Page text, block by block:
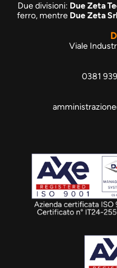
Due divisioni: Due Zeta
ferro, mentre Due Zeta Srl
Viale
0381